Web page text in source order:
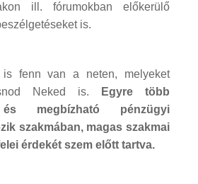
ill. fórumokban előkerülő
is.
fenn van a neten, melyeket
Neked is.
Egyre több
és megbízható pénzügyi
szakmában, magas szakmai
érdekét szem előtt tartva.